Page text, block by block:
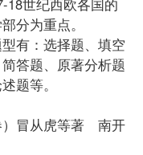
分为重点。
有：选择题、填空
答题、原著分析题
题等。
冒从虎等著 南开